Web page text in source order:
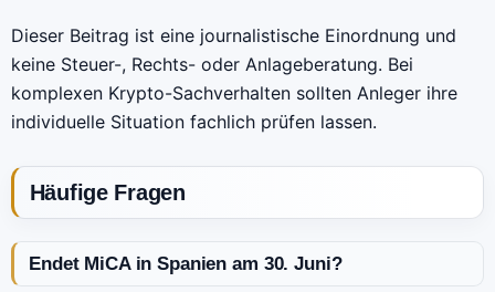
Dieser Beitrag ist eine journalistische Einordnung und
keine Steuer-, Rechts- oder Anlageberatung. Bei
komplexen Krypto-Sachverhalten sollten Anleger ihre
individuelle Situation fachlich prüfen lassen.
Häufige Fragen
Endet MiCA in Spanien am 30. Juni?